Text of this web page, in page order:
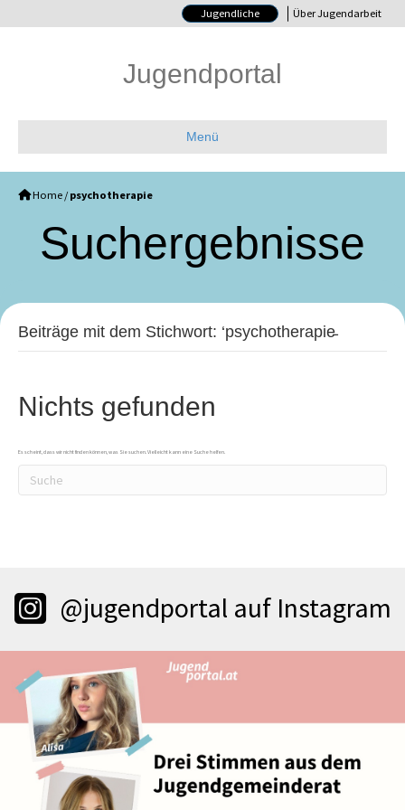
Jugendliche Über Jugendarbeit
Jugendportal
Menü
Home / psychotherapie
Such­ergebnisse
Beiträge mit dem Stichwort: ‘psychotherapie̵
Nichts gefunden
Es scheint, dass wir nicht finden können, was Sie suchen. Vielleicht kann eine Suche helfen.
@jugendportal auf Instagram